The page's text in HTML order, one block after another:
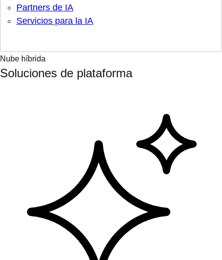
Partners de IA
Servicios para la IA
Nube híbrida
Soluciones de plataforma